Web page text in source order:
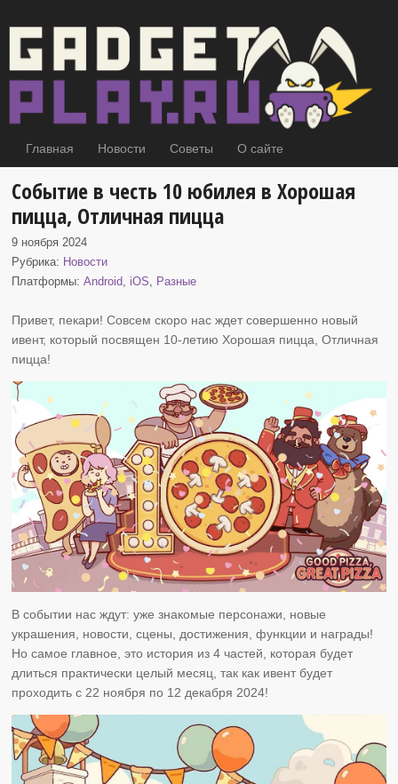
Главная Новости Советы О сайте
Событие в честь 10 юбилея в Хорошая
пицца, Отличная пицца
9 ноября 2024
Рубрика: Новости
Платформы:Android, iOS, Разные
Привет, пекари! Совсем скоро нас ждет совершенно новый
ивент, который посвящен 10-летию Хорошая пицца, Отличная
пицца!
В событии нас ждут: уже знакомые персонажи, новые
украшения, новости, сцены, достижения, функции и награды!
Но самое главное, это история из 4 частей, которая будет
длиться практически целый месяц, так как ивент будет
проходить с 22 ноября по 12 декабря 2024!